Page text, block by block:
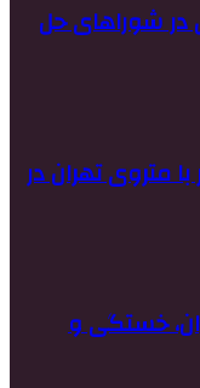
شوراهای حل
مسافر با متروی تهران در
خستگی و